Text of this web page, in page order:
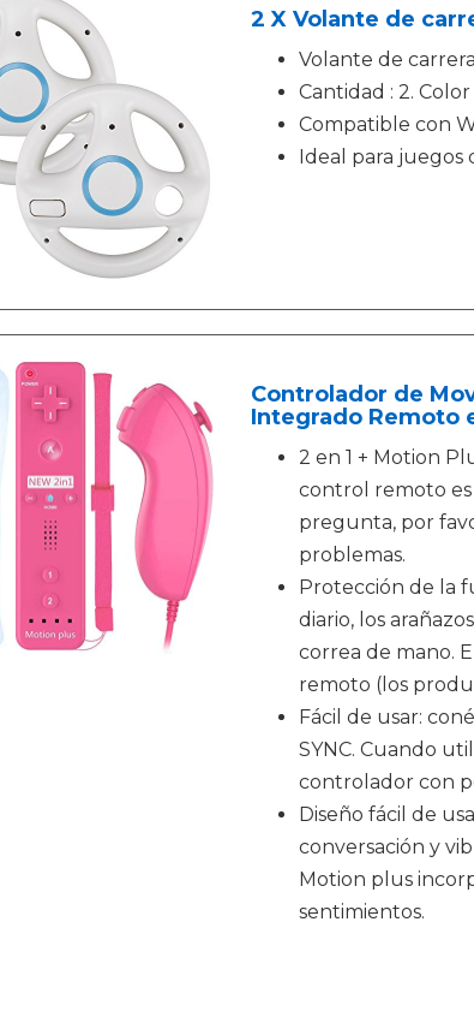
2 X Volante de
Volante de
Cantidad : 2.
Compatible con
Ideal para juegos
Controlador de
Integrado Remoto
2 en 1 + Motion
control remoto
pregunta, por
problemas.
Protección de la
diario, los
correa de mano.
remoto (los
Fácil de usar:
SYNC. Cuando
controlador con
Diseño fácil de
conversación y
Motion plus
sentimientos.